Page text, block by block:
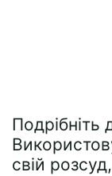
Подрібніть
свій